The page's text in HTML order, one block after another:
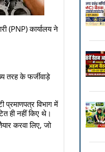
(PNP) कार्यालय ने
तरह के फर्जीवाड़े
विभाग में
ही नहीं किए थे।
करवा लिए, जो